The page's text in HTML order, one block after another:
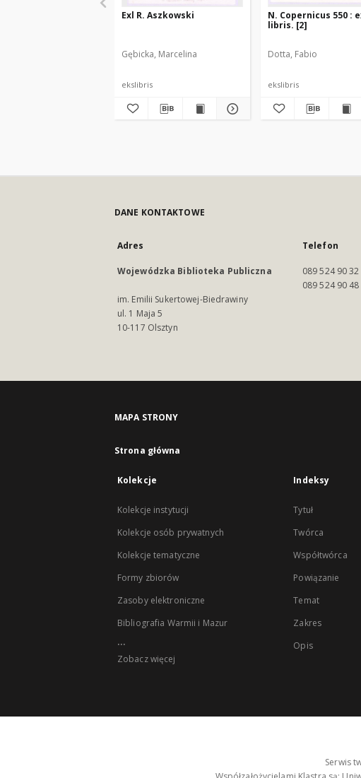
Exl R. Aszkowski
Gębicka, Marcelina
ekslibris
N. Copernicus 550 :
libris. [2]
Dotta, Fabio
ekslibris
DANE KONTAKTOWE
Adres
Wojewódzka Biblioteka Publiczna
im. Emilii Sukertowej-Biedrawiny
ul. 1 Maja 5
10-117 Olsztyn
Telefon
089 524 90
089 524 90
MAPA STRONY
Strona główna
Kolekcje
Kolekcje instytucji
Kolekcje osób prywatnych
Kolekcje tematyczne
Formy zbiorów
Zasoby elektroniczne
Bibliografia Warmii i Mazur
...
Zobacz więcej
Indeksy
Tytuł
Twórca
Współtwórca
Powiązanie
Temat
Zakres
Opis
Serwis